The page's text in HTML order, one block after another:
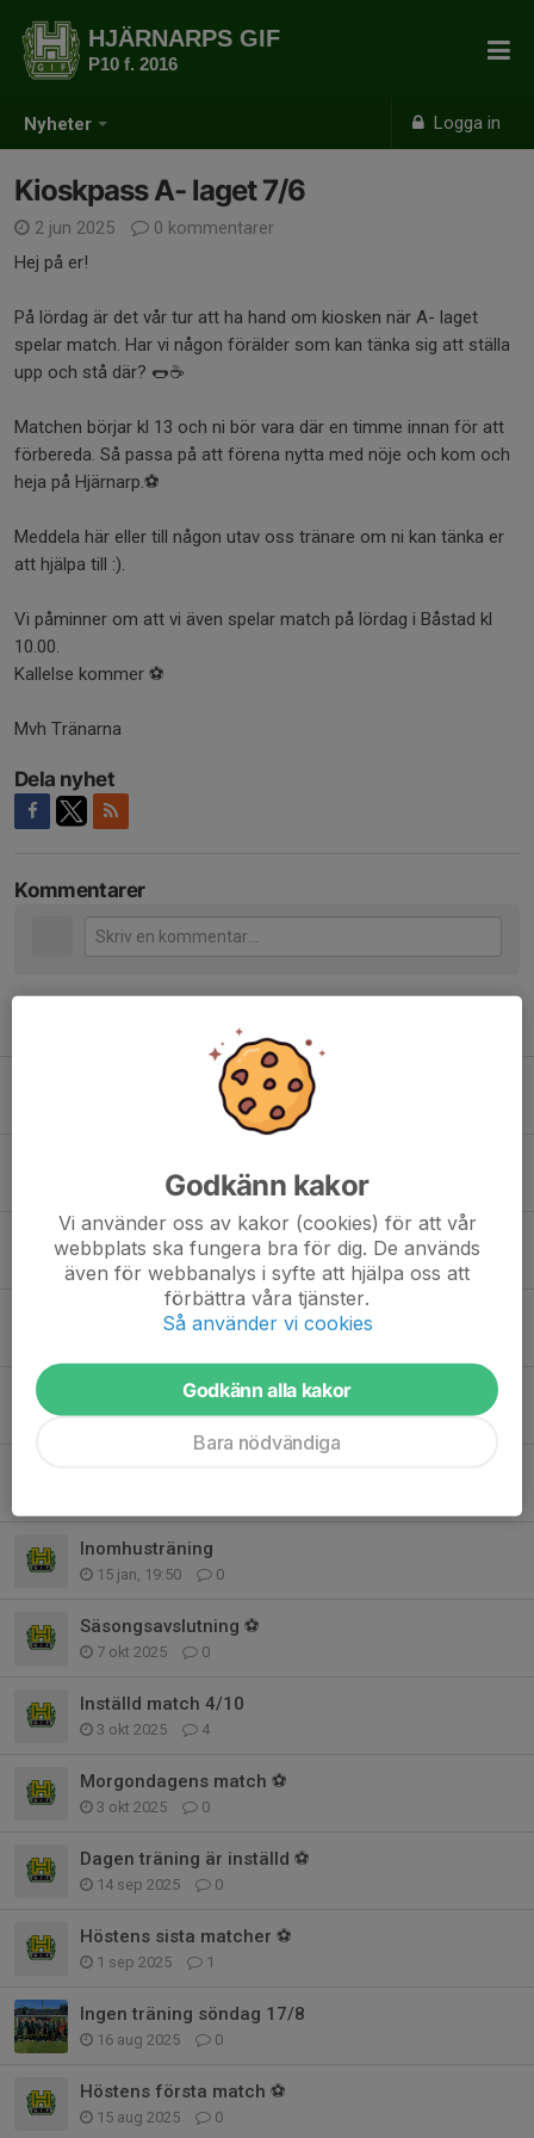
Nyheter Logga in
HJÄRNARPS GIF
P10 f. 2016
Kioskpass A- laget 7/6
2 jun 2025
0 kommentarer
Hej på er!
På lördag är det vår tur att ha hand om kiosken när A- laget
spelar match. Har vi någon förälder som kan tänka sig att ställa
upp och stå där? 🌭☕
Matchen börjar kl 13 och ni bör vara där en timme innan för att
förbereda. Så passa på att förena nytta med nöje och kom och
heja på Hjärnarp.⚽
Meddela här eller till någon utav oss tränare om ni kan tänka er
att hjälpa till :).
Vi påminner om att vi även spelar match på lördag i Båstad kl
10.00.
Kallelse kommer ⚽
Mvh Tränarna
Dela nyhet
Kommentarer
20 jun, 10:53 0
Påminnelse 😃
13 maj, 14:48 0
Utomhus i solen
25 mar, 12:25 0
Inomhusträning
15 jan, 19:50 0
Säsongsavslutning ⚽
7 okt 2025 0
Inställd match 4/10
3 okt 2025 4
Morgondagens match ⚽
3 okt 2025 0
Dagen träning är inställd ⚽️
14 sep 2025 0
Höstens sista matcher ⚽
1 sep 2025 1
Ingen träning söndag 17/8
16 aug 2025 0
Höstens första match ⚽️
15 aug 2025 0
Godkänn kakor
Vi använder oss av kakor (cookies) för att vår
webbplats ska fungera bra för dig. De används
även för webbanalys i syfte att hjälpa oss att
förbättra våra tjänster.
Så använder vi cookies
Godkänn alla kakor
Bara nödvändiga